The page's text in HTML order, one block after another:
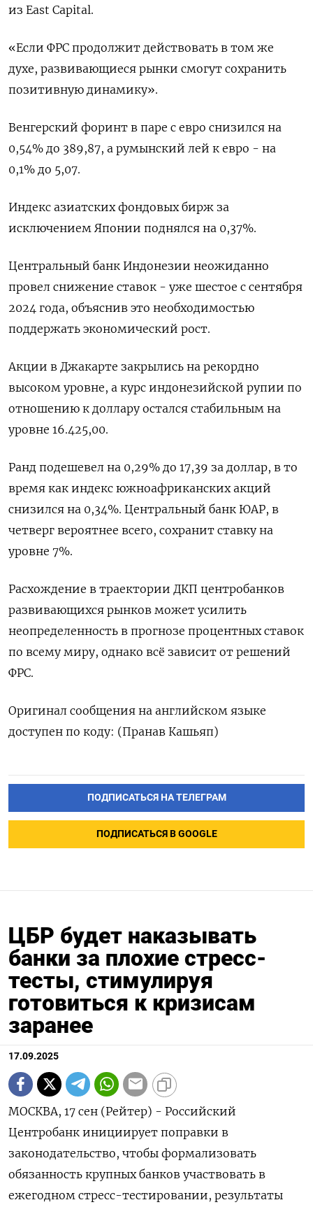
из East Capital.
«Если ФРС продолжит действовать в том же
духе, развивающиеся рынки смогут сохранить
позитивную динамику».
Венгерский форинт в паре с евро снизился на
0,54% до 389,87, а румынский лей к евро - на
0,1% до 5,07.
Индекс азиатских фондовых бирж за
исключением Японии поднялся на 0,37%.
Центральный банк Индонезии неожиданно
провел снижение ставок - уже шестое с сентября
2024 года, объяснив это необходимостью
поддержать экономический рост.
Акции в Джакарте закрылись на рекордно
высоком уровне, а курс индонезийской рупии по
отношению к доллару остался стабильным на
уровне 16.425,00.
Ранд подешевел на 0,29% до 17,39 за доллар, в то
время как индекс южноафриканских акций
снизился на 0,34%. Центральный банк ЮАР, в
четверг вероятнее всего, сохранит ставку на
уровне 7%.
Расхождение в траектории ДКП центробанков
развивающихся рынков может усилить
неопределенность в прогнозе процентных ставок
по всему миру, однако всё зависит от решений
ФРС.
Оригинал сообщения на английском языке
доступен по коду: (Пранав Кашьяп)
ПОДПИСАТЬСЯ НА ТЕЛЕГРАМ
ПОДПИСАТЬСЯ В GOOGLE
ЦБР будет наказывать
банки за плохие стресс-
тесты, стимулируя
готовиться к кризисам
заранее
17.09.2025
МОСКВА, 17 сен (Рейтер) - Российский
Центробанк инициирует поправки в
законодательство, чтобы формализовать
обязанность крупных банков участвовать в
ежегодном стресс-тестировании, результаты